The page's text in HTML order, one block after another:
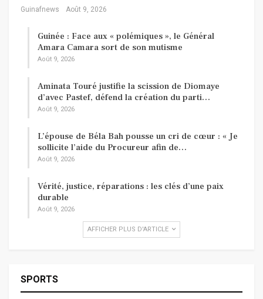
Guinafnews Août 9, 2026
Guinée : Face aux « polémiques », le Général
Amara Camara sort de son mutisme
Août 9, 2026
Aminata Touré justifie la scission de Diomaye
d’avec Pastef, défend la création du parti…
Août 9, 2026
L’épouse de Béla Bah pousse un cri de cœur : « Je
sollicite l’aide du Procureur afin de…
Août 9, 2026
Vérité, justice, réparations : les clés d’une paix
durable
Août 9, 2026
AFFICHER PLUS D'ARTICLE
SPORTS